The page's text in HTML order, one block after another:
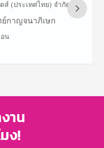
(ประเทศไทย) จำกัด
กาญจนาภิเษก
อน
าน
ง!